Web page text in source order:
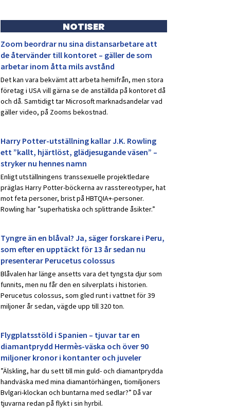
NOTISER
Zoom beordrar nu sina distansarbetare att
de återvänder till kontoret – gäller de som
arbetar inom åtta mils avstånd
Det kan vara bekvämt att arbeta hemifrån, men stora
företag i USA vill gärna se de anställda på kontoret då
och då. Samtidigt tar Microsoft marknadsandelar vad
gäller video, på Zooms bekostnad.
Harry Potter-utställning kallar J.K. Rowling
ett ”kallt, hjärtlöst, glädjesugande väsen” –
stryker nu hennes namn
Enligt utställningens transsexuelle projektledare
präglas Harry Potter-böckerna av rasstereotyper, hat
mot feta personer, brist på HBTQIA+-personer.
Rowling har ”superhatiska och splittrande åsikter.”
Tyngre än en blåval? Ja, säger forskare i Peru,
som efter en upptäckt för 13 år sedan nu
presenterar Perucetus colossus
Blåvalen har länge ansetts vara det tyngsta djur som
funnits, men nu får den en silverplats i historien.
Perucetus colossus, som gled runt i vattnet för 39
miljoner år sedan, vägde upp till 320 ton.
Flygplatsstöld i Spanien – tjuvar tar en
diamantprydd Hermès-väska och över 90
miljoner kronor i kontanter och juveler
”Älskling, har du sett till min guld- och diamantprydda
handväska med mina diamantörhängen, tiomiljoners
Bvlgari-klockan och buntarna med sedlar?” Då var
tjuvarna redan på flykt i sin hyrbil.